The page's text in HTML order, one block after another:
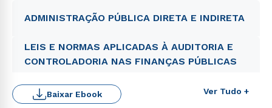
ADMINISTRAÇÃO PÚBLICA DIRETA E INDIRETA
LEIS E NORMAS APLICADAS À AUDITORIA E
CONTROLADORIA NAS FINANÇAS PÚBLICAS
Ver Tudo +
Baixar Ebook